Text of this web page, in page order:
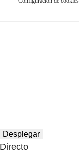
Desplegar
Directo